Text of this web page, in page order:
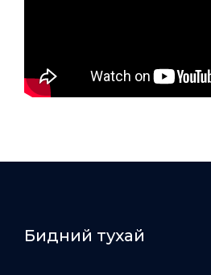
Бидний тухай